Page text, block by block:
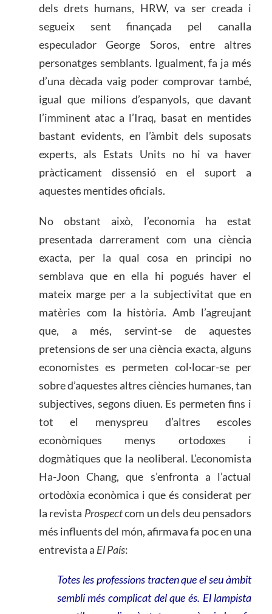
dels drets humans, HRW, va ser creada i
segueix sent finançada pel canalla
especulador George Soros, entre altres
personatges semblants. Igualment, fa ja més
d’una dècada vaig poder comprovar també,
igual que milions d’espanyols, que davant
l’imminent atac a l’Iraq, basat en mentides
bastant evidents, en l’àmbit dels suposats
experts, als Estats Units no hi va haver
pràcticament dissensió en el suport a
aquestes mentides oficials.
No obstant això, l’economia ha estat
presentada darrerament com una ciència
exacta, per la qual cosa en principi no
semblava que en ella hi pogués haver el
mateix marge per a la subjectivitat que en
matèries com la història. Amb l’agreujant
que, a més, servint-se de aquestes
pretensions de ser una ciència exacta, alguns
economistes es permeten col·locar-se per
sobre d’aquestes altres ciències humanes, tan
subjectives, segons diuen. Es permeten fins i
tot el menyspreu d’altres escoles
econòmiques menys ortodoxes i
dogmàtiques que la neoliberal. L’economista
Ha-Joon Chang, que s’enfronta a l’actual
ortodòxia econòmica i que és considerat per
la revista Prospectcom un dels deu pensadors
més influents del món, afirmava fa poc en una
entrevista a El País:
Totes les professions tracten que el seu àmbit
sembli més complicat del que és. El lampista